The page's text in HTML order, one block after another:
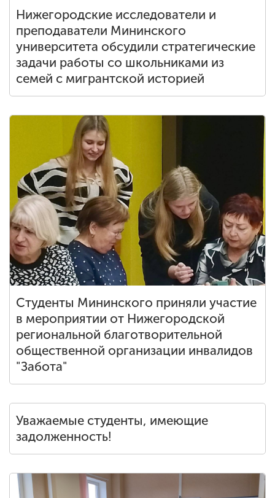
Нижегородские исследователи и
преподаватели Мининского
университета обсудили стратегические
задачи работы со школьниками из
семей с мигрантской историей
Студенты Мининского приняли участие
в мероприятии от Нижегородской
региональной благотворительной
общественной организации инвалидов
"Забота"
Уважаемые студенты, имеющие
задолженность!